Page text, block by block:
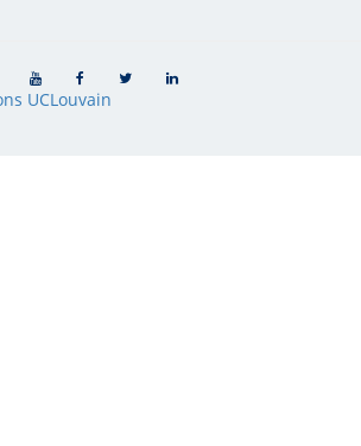
UCLouvain